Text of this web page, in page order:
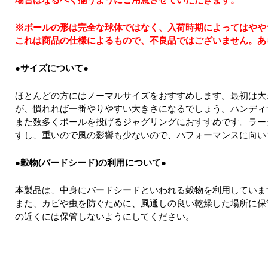
※ボールの形は完全な球体ではなく、入荷時期によってはや
これは商品の仕様によるもので、不良品ではございません。
●サイズについて●
ほとんどの方にはノーマルサイズをおすすめします。最初は
が、慣れれば一番やりやすい大きさになるでしょう。ハンデ
また数多くボールを投げるジャグリングにおすすめです。ラ
すし、重いので風の影響も少ないので、パフォーマンスに向
●穀物(バードシード)の利用について●
本製品は、中身にバードシードといわれる穀物を利用してい
また、カビや虫を防ぐために、風通しの良い乾燥した場所に
の近くには保管しないようにしてください。